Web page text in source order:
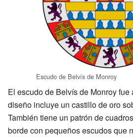
Escudo de Belvís de Monroy
El escudo de Belvís de Monroy
diseño incluye un castillo de oro
También tiene un patrón de
borde con pequeños escudos que